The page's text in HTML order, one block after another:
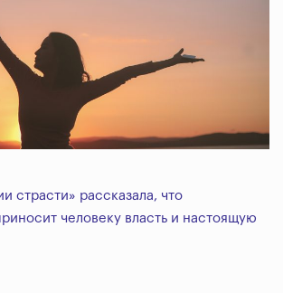
страсти» рассказала, что
человеку власть и настоящую